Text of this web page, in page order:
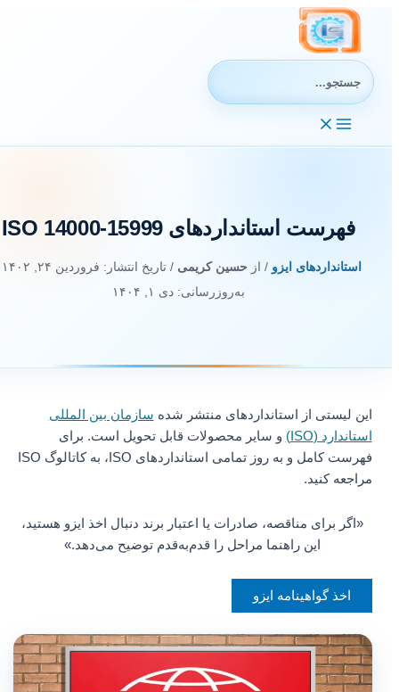
جستجوی:
فهرست استانداردهای ISO 14000-15999
استانداردهای ایزو / از حسین کریمی / تاریخ انتشار: فروردین ۲۴, ۱۴۰۲
/
به‌روزرسانی: دی ۱, ۱۴۰۴
این لیستی از استانداردهای منتشر شدهسازمان بین المللی
استاندارد (ISO)
و سایر محصولات قابل تحویل است. برای
فهرست کامل و به روز تمامی استانداردهای ISO، به کاتالوگ ISO
مراجعه کنید.
«اگر برای مناقصه، صادرات یا اعتبار برند دنبال اخذ ایزو هستید،
این راهنما مراحل را قدم‌به‌قدم توضیح می‌دهد.»
اخذ گواهینامه ایزو